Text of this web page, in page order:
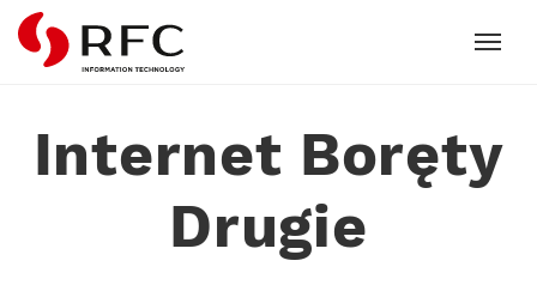
RFC
Internet Boręty
Drugie